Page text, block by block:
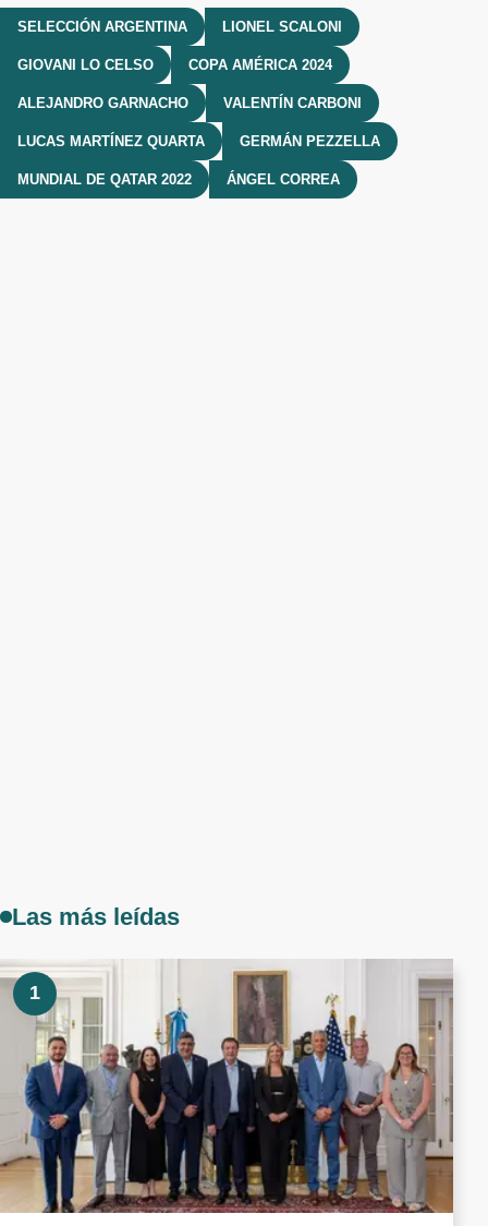
SELECCIÓN ARGENTINA LIONEL SCALONI
GIOVANI LO CELSO COPA AMÉRICA 2024
ALEJANDRO GARNACHO VALENTÍN CARBONI
LUCAS MARTÍNEZ QUARTA GERMÁN PEZZELLA
MUNDIAL DE QATAR 2022 ÁNGEL CORREA
Las más leídas
1